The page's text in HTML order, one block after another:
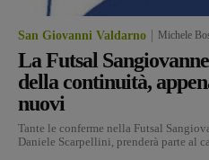
San Giovanni Valdarno Michele
La Futsal
della continuità,
nuovi
Tante le conferme nella Futsal
Daniele Scarpellini, prenderà parte al